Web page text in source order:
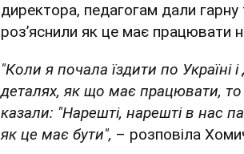
директора, педагогам дали гарну
розʼяснили як це має працювати
"Коли я почала їздити по Україні
деталях, як що має працювати, то
казали: "Нарешті, нарешті в нас
як це має бути", – розповіла